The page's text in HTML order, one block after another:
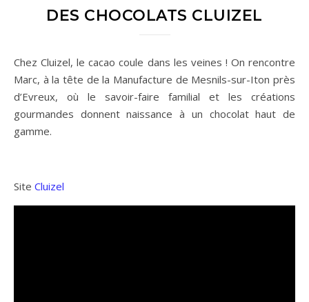
DES CHOCOLATS CLUIZEL
Chez Cluizel, le cacao coule dans les veines ! On rencontre
Marc, à la tête de la Manufacture de Mesnils-sur-Iton près
d’Evreux, où le savoir-faire familial et les créations
gourmandes donnent naissance à un chocolat haut de
gamme.
Site Cluizel